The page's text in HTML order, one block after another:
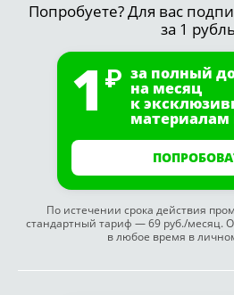
Попробуете? Для вас
за 1
1 за полный
на месяц
к
материалам
По истечении срока действия
стандартный тариф — 69 руб./месяц.
в любое время в